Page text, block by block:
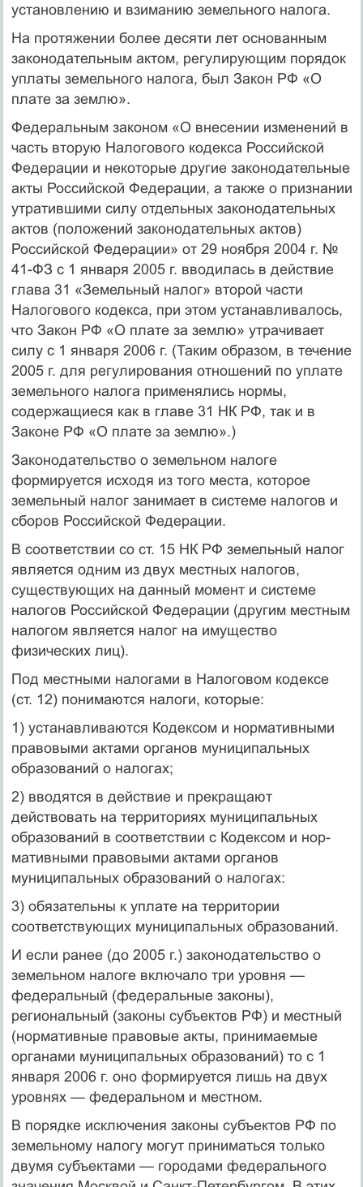
установлению и взиманию земельного налога.
На протяжении более десяти лет основанным
законодательным актом, регулирующим порядок
уплаты земельного налога, был За­кон РФ «О
плате за землю».
Федеральным законом «О внесении изменений в
часть вторую Налогового кодекса Российской
Федерации и некоторые другие за­конодательные
акты Российской Федерации, а также о признании
утратившими силу отдельных законодательных
актов (положений законодательных актов)
Российской Федерации» от 29 ноября 2004 г. №
41-ФЗ с 1 января 2005 г. вводилась в действие
глава 31 «Земель­ный налог» второй части
Налогового кодекса, при этом устанавлива­лось,
что Закон РФ «О плате за землю» утрачивает
силу с 1 января 2006 г. (Таким образом, в течение
2005 г. для регулирования отноше­ний по уплате
земельного налога применялись нормы,
содержащиеся как в главе 31 НК РФ, так и в
Законе РФ «О плате за землю».)
Законодательство о земельном налоге
формируется исходя из того места, которое
земельный налог занимает в системе налогов и
сборов Российской Федерации.
В соответствии со ст. 15 НК РФ земельный налог
является одним из двух местных налогов,
существующих на данный момент и системе
налогов Российской Федерации (другим местным
налогом является налог на имущество
физических лиц).
Под местными налогами в Налоговом кодексе
(ст. 12) понима­ются налоги, которые:
1) устанавливаются Кодексом и нормативными
правовыми актами органов муниципальных
образований о налогах;
2) вводятся в действие и прекращают
действовать на территори­ях муниципальных
образований в соответствии с Кодексом и нор­
мативными правовыми актами органов
муниципальных образований о налогах:
3) обязательны к уплате на территории
соответствующих муниципальных образований.
И если ранее (до 2005 г.) законодательство о
земельном налоге включало три уровня —
федеральный (федеральные законы),
региональный (законы субъектов РФ) и местный
(нормативные правовые акты, принимаемые
органами муниципальных образований) то с 1
января 2006 г. оно формируется лишь на двух
уровнях — фе­деральном и местном.
В порядке исключения законы субъектов РФ по
земельному налогу могут приниматься только
двумя субъектами — городами федерального